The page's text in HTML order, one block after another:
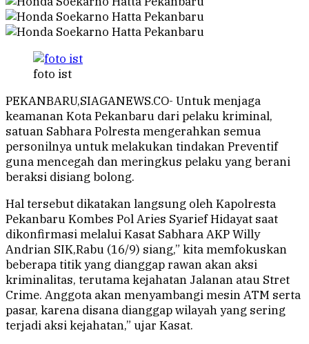
foto ist
PEKANBARU,SIAGANEWS.CO- Untuk menjaga
keamanan Kota Pekanbaru dari pelaku kriminal,
satuan Sabhara Polresta mengerahkan semua
personilnya untuk melakukan tindakan Preventif
guna mencegah dan meringkus pelaku yang berani
beraksi disiang bolong.
Hal tersebut dikatakan langsung oleh Kapolresta
Pekanbaru Kombes Pol Aries Syarief Hidayat saat
dikonfirmasi melalui Kasat Sabhara AKP Willy
Andrian SIK,Rabu (16/9) siang,” kita memfokuskan
beberapa titik yang dianggap rawan akan aksi
kriminalitas, terutama kejahatan Jalanan atau Stret
Crime. Anggota akan menyambangi mesin ATM serta
pasar, karena disana dianggap wilayah yang sering
terjadi aksi kejahatan,” ujar Kasat.